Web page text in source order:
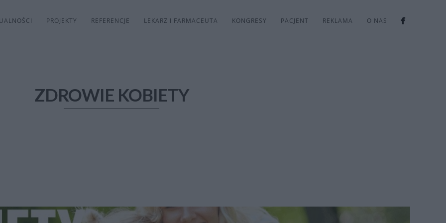
PROJEKTY REFERENCJE LEKARZ I FARMACEUTA KONGRESY PACJENT REKLAMA O NAS
ZDROWIE KOBIETY